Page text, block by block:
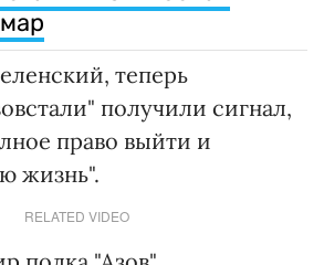
теперь
получили сигнал,
право выйти и
жизнь".
RELATED VIDEO